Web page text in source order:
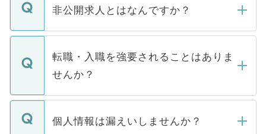
登録内容を確認し、その後メールもしくは
ます。通常、5営業日以内にはご連絡をせて
いただきますので、しばらくお待ちくださ
い。
非公開求人とはなんですか？
マイナビDOCTORで取り扱っている求人の
うち約3割は、Webサイトからご覧いただ
けない「非公開求人」です。非公開求人は
下記の理由によって、一般には公開してい
ません。
■応募殺到を避けるため 人気のある医療機
転職・入職を強要されることはありま
せんか？
転職・入職を強要することは一切ありませ
ん。また、仮に応募先から内定をいただい
個人情報は漏えいしませんか？